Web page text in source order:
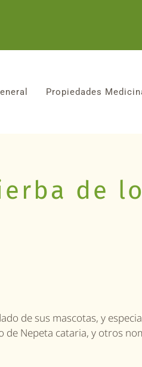
Propiedades
de
de sus mascotas, y
de Nepeta cataria, y otros